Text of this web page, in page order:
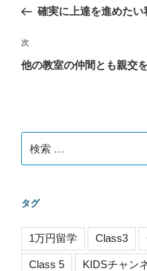
ナ
ビ
ゲ
ン
去
投
稿
確実に上達を進めたい
次
の
次
他の教室の仲間とも親交
索:
タグ
1万円留学 Class3
Class 5 KIDSチャン